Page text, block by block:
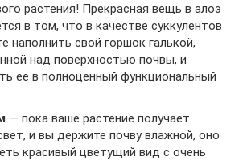
растения! Прекрасная вещь в алоэ
в том, что в качестве суккулентов
наполнить свой горшок галькой,
над поверхностью почвы, и
ее в полноценный функциональный
— пока ваше растение получает
и вы держите почву влажной, оно
красивый цветущий вид с очень